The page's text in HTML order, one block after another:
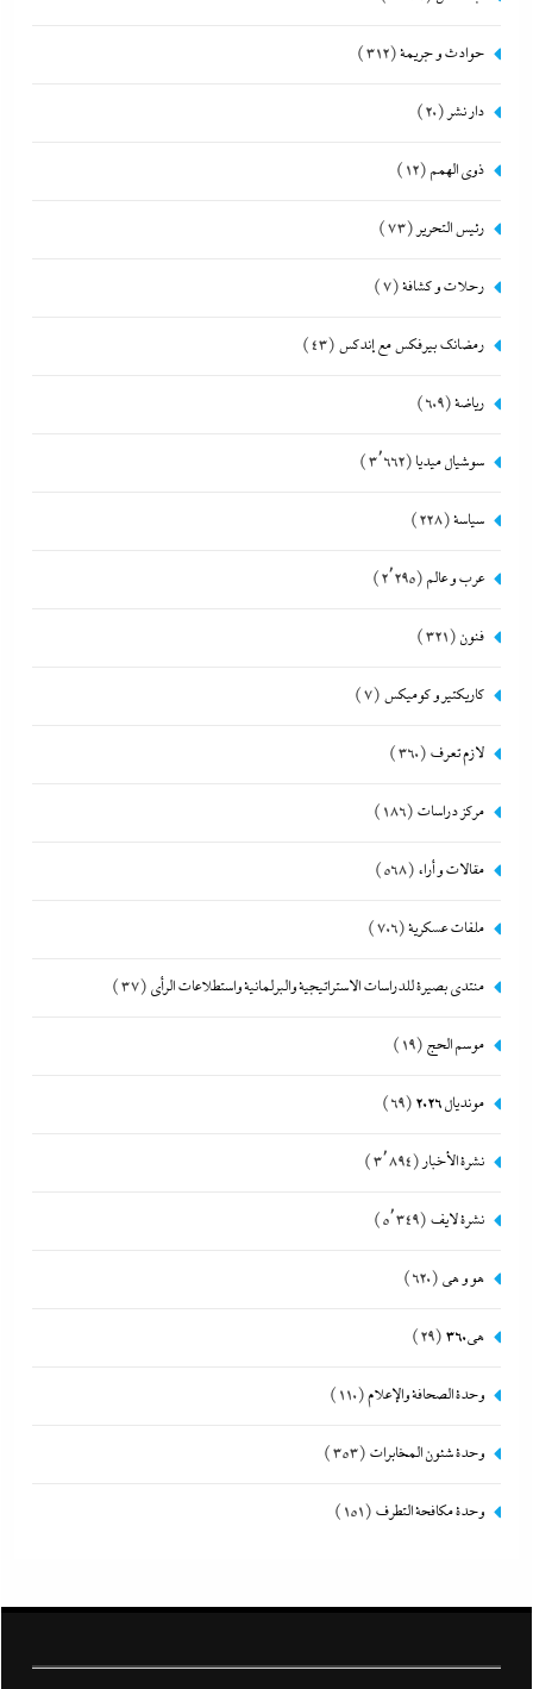
حوادث و جريمة(312)
دار نشر (20)
ذوى الهمم (12)
رئيس التحرير (73)
رحلات و كشافة(7)
رمضانك بيرفكس مع إندكس (43)
رياضة(609)
سوشيال ميديا (3٬662)
سياسة(228)
عرب و عالم (2٬295)
فنون (321)
كاريكتير و كوميكس (7)
لازم تعرف (360)
مركز دراسات (186)
مقالات و أراء (568)
ملفات عسكرية(706)
منتدى بصيرة للدراسات الاستراتيجية والبرلمانية واستطلاعات الرأى (37)
موسم الحج (19)
مونديال 2026 (69)
نشرة الأخبار (3٬894)
نشرة لايف (5٬349)
هو و هي (620)
هى360 (29)
وحدة الصحافة والإعلام(110)
وحدة شئون المخابرات (353)
وحدة مكافحة التطرف (151)